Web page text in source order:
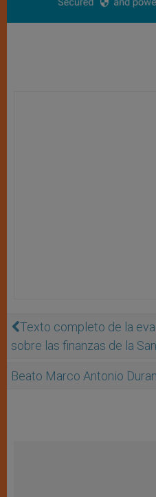
Texto completo de la
sobre las finanzas de la
Beato Marco Antonio